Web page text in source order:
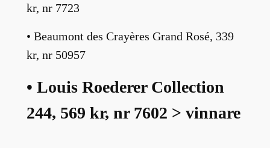
kr, nr 7723
• Beaumont des Crayères Grand Rosé, 339
kr, nr 50957
• Louis Roederer Collection
244, 569 kr, nr 7602 > vinnare